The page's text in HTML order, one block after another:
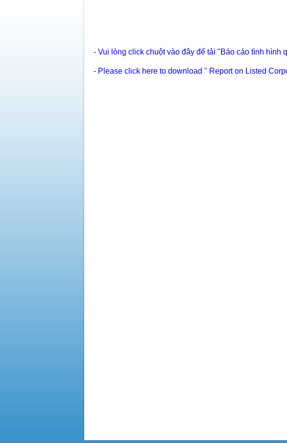
- Vui lòng click chuột vào đây để tải "Báo cáo tình hình
- Please click here to download " Report on Listed